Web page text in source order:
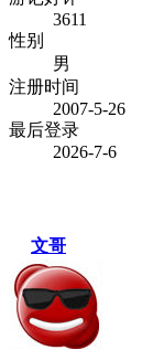
3611
性别
男
注册时间
2007-5-26
最后登录
2026-7-6
文哥